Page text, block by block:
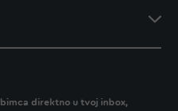
direktno u tvoj inbox,